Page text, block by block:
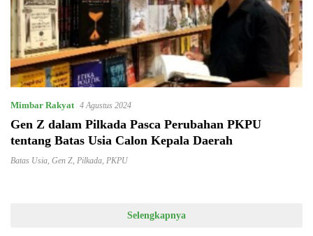
Mimbar Rakyat 4 Agustus 2024
Gen Z dalam Pilkada Pasca Perubahan PKPU
tentang Batas Usia Calon Kepala Daerah
Batas Usia Gen Z Pilkada PKPU
Selengkapnya